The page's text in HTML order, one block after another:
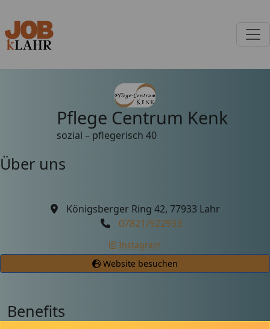
Pflege Centrum Kenk
sozial – pflegerisch 40
Über uns
Königsberger Ring 42, 77933 Lahr
07821/922933
Instagram
Website besuchen
Benefits